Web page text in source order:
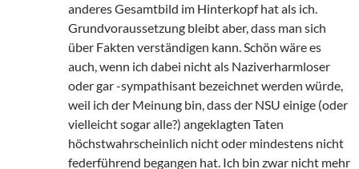
anderes Gesamtbild im Hinterkopf hat als ich.
Grundvoraussetzung bleibt aber, dass man sich
über Fakten verständigen kann. Schön wäre es
auch, wenn ich dabei nicht als Naziverharmloser
oder gar -sympathisant bezeichnet werden würde,
weil ich der Meinung bin, dass der NSU einige (oder
vielleicht sogar alle?) angeklagten Taten
höchstwahrscheinlich nicht oder mindestens nicht
federführend begangen hat. Ich bin zwar nicht mehr